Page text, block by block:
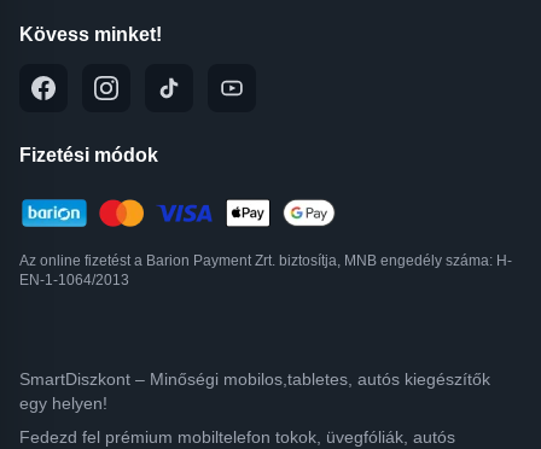
Kövess minket!
Fizetési módok
Az online fizetést a Barion Payment Zrt. biztosítja, MNB engedély száma: H-
EN-1-1064/2013
SmartDiszkont – Minőségi mobilos,tabletes, autós kiegészítők
egy helyen!
Fedezd fel prémium mobiltelefon tokok, üvegfóliák, autós